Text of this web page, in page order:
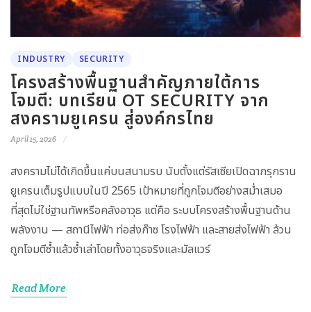
INDUSTRY SECURITY
โครงสร้างพื้นฐานสำคัญภายใต้การ
โจมตี: บทเรียน OT SECURITY จาก
สงครามยูเครน สู่องค์กรไทย
April 15, 2026
สงครามไม่ได้เกิดขึ้นแค่บนสนามรบ นับตั้งแต่รัสเซียเปิดฉากรุกราน
ยูเครนเต็มรูปแบบในปี 2565 เป้าหมายที่ถูกโจมตีอย่างสม่ำเสมอ
ที่สุดไม่ใช่ฐานทัพหรือคลังอาวุธ แต่คือ ระบบโครงสร้างพื้นฐานด้าน
พลังงาน — สถานีไฟฟ้า ท่อส่งก๊าซ โรงไฟฟ้า และสายส่งไฟฟ้า ล้วน
ถูกโจมตีซ้ำแล้วซ้ำเล่าโดยทั้งอาวุธจริงและมัลแวร์
Read More